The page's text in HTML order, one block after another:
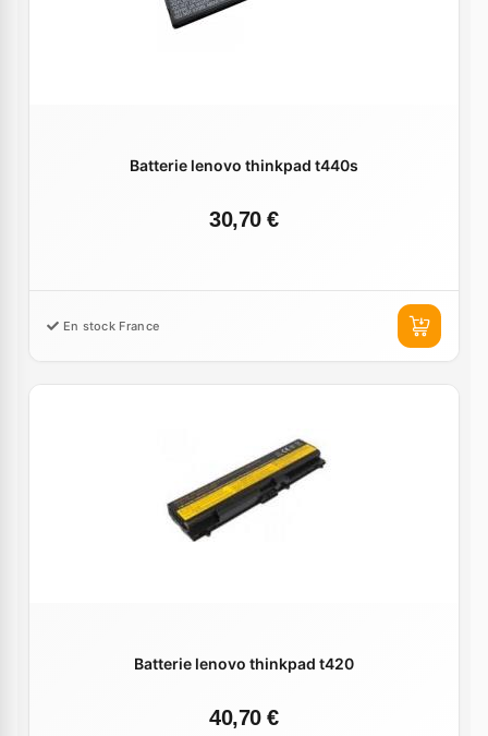
Batterie lenovo thinkpad t440s
30,70 €
En stock France
Batterie lenovo thinkpad t420
40,70 €